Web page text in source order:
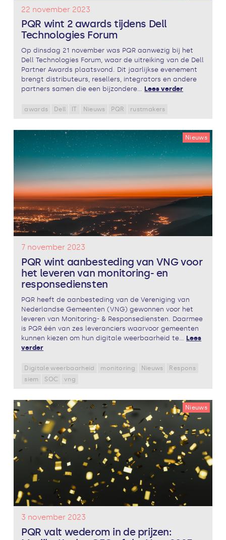
22 november 2023
PQR wint 2 awards tijdens Dell
Technologies Forum
Op dinsdag 21 november was PQR aanwezig bij het
Dell Technologies Forum, waar de uitreiking van de Dell
Partner Awards plaatsvond. Dit jaarlijkse evenement
brengt distributeurs, resellers, integrators en andere
partners samen die een bijzondere... Lees verder
awards Dell IT Nieuws PQR rustmakers
Nieuws
7 november 2023
PQR wint aanbesteding van VNG voor
het leveren van monitoring- en
responsediensten
PQR heeft de aanbesteding van de Vereniging van
Nederlandse Gemeenten (VNG) gewonnen voor het
leveren van Monitoring- & Responsediensten. Daarmee
is PQR één van zes leveranciers waarvoor gemeenten
kunnen kiezen om hun digitale weerbaarheid te... Lees
verder
Digitale weerbaarheid monitoring Nieuws
Respons
siem
SOC vng
Nieuws
3 november 2023
PQR valt wederom in de prijzen: